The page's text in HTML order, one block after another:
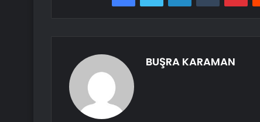
BUŞRA KARAMAN